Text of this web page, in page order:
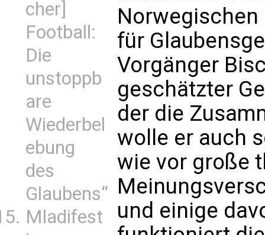
cher]
Football:
Die
unstoppb
are
Wiederbel
ebung
des
Glaubens“
Mladifest
Norwegischen
für
Vorgänger
geschätzter
der die
wolle er auch
wie vor große
und einige